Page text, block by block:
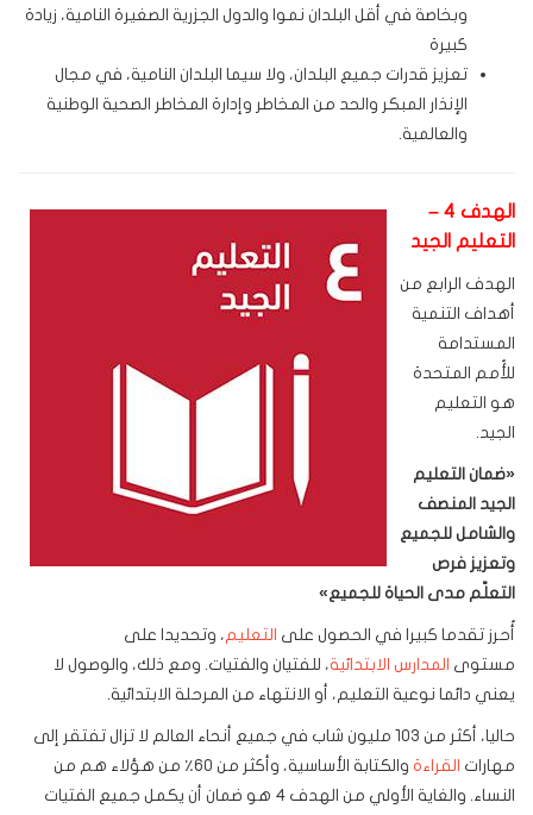
وبخاصة في أقل البلدان نموا والدول الجزرية الصغيرة النامية، زيادة
كبيرة
تعزيز قدرات جميع البلدان، ولا سيما البلدان النامية، في مجال
الإنذار المبكر والحد من المخاطر وإدارة المخاطر الصحية الوطنية
والعالمية.
الهدف 4 –
التعليم الجيد
الهدف الرابع من
أهداف التنمية
المستدامة
للأُمم المتحدة
هو التعليم
الجيد.
«ضمان التعليم
الجيد المنصف
والشامل للجميع
وتعزيز فرص
التعلّم مدى الحياة للجميع»
أُحرز تقدما كبيرا في الحصول على التعليم، وتحديدا على
مستوى المدارس الابتدائية، للفتيان والفتيات. ومع ذلك، والوصول لا
يعني دائما نوعية التعليم، أو الانتهاء من المرحلة الابتدائية.
حاليا، أكثر من 103 مليون شاب في جميع أنحاء العالم لا تزال تفتقر إلى
مهارات القراءة
والكتابة الأساسية، وأكثر من 60٪ من هؤلاء هم من
النساء. والغاية الأولي من الهدف 4 هو ضمان أن يكمل جميع الفتيات